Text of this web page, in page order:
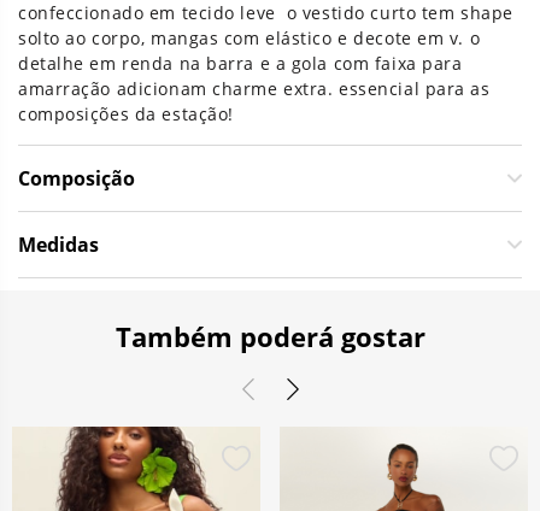
confeccionado em tecido leve o vestido curto tem shape
solto ao corpo, mangas com elástico e decote em v. o
detalhe em renda na barra e a gola com faixa para
amarração adicionam charme extra. essencial para as
composições da estação!
Composição
Medidas
Também poderá gostar